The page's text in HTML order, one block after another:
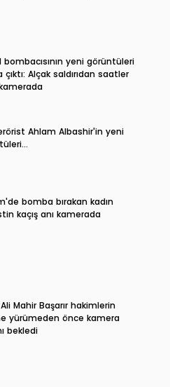
bombacısının yeni görüntüleri
Alçak saldırıdan saatler
Ahlam Albashir'in yeni
bomba bırakan kadın
kaçış anı kamerada
Mahir Başarır hakimlerin
yürümeden önce kamera
bekledi